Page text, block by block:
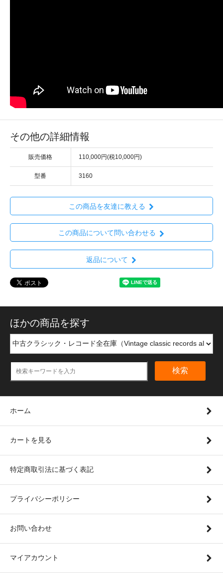
その他の詳細情報
販売価格 110,000円(税10,000円)
型番 3160
この商品を友達に教える
この商品について問い合わせる
返品について
ほかの商品を探す
検索
ホーム
カートを見る
特定商取引法に基づく表記
プライバシーポリシー
お問い合わせ
マイアカウント